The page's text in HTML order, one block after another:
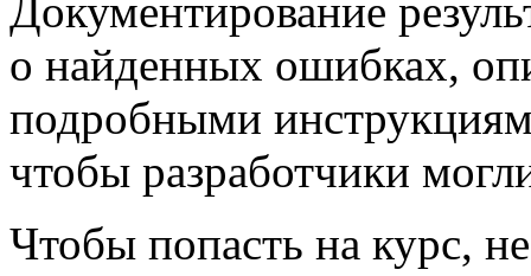
Документирование
о найденных ошибках,
подробными
чтобы разработчики
Чтобы попасть на курс,